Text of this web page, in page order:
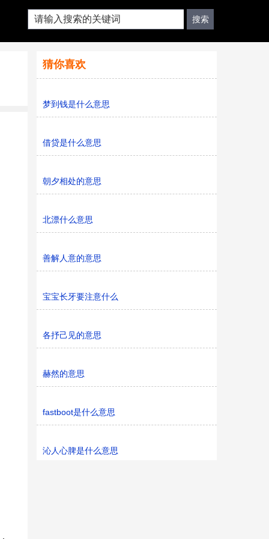
猜你喜欢
梦到钱是什么意思
借贷是什么意思
朝夕相处的意思
北漂什么意思
善解人意的意思
宝宝长牙要注意什么
各抒己见的意思
赫然的意思
fastboot是什么意思
沁人心脾是什么意思